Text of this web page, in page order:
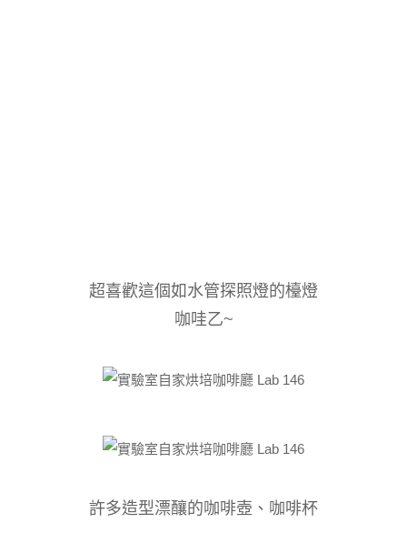
超喜歡這個如水管探照燈的檯燈
咖哇乙~
許多造型漂釀的咖啡壺、咖啡杯